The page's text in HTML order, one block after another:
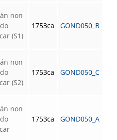
non
(S1)
1753ca GOND050_B
non
(S2)
1753ca GOND050_C
non
1753ca GOND050_A